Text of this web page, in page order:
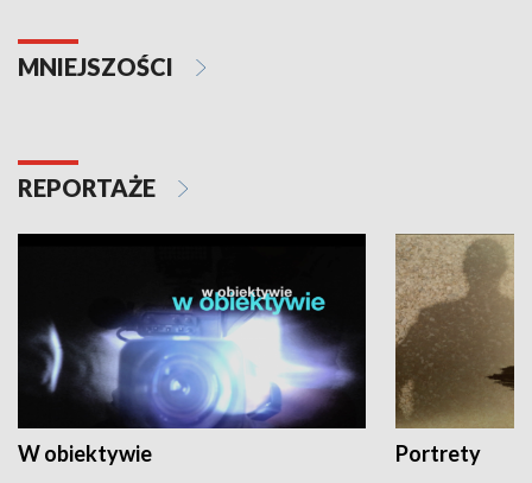
MNIEJSZOŚCI
REPORTAŻE
W obiektywie Portrety